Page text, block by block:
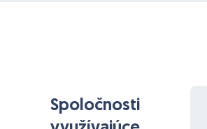
Spoločnosti